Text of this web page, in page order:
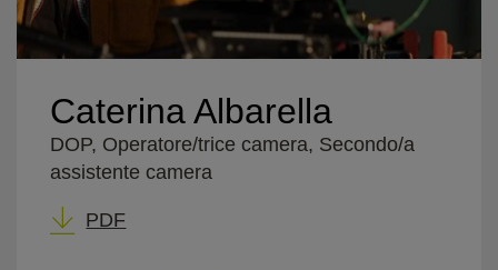
Caterina Albarella
DOP, Operatore/trice camera, Secondo/a
assistente camera
PDF